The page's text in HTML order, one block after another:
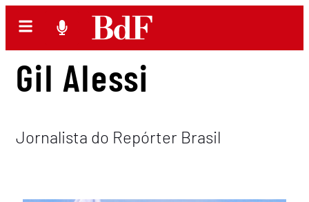
Gil Alessi
Jornalista do Repórter Brasil